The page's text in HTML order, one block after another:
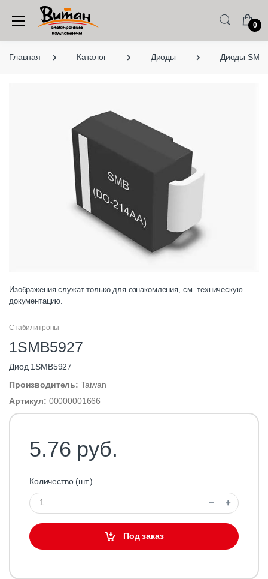
0
Главная Каталог Диоды Диоды SMD
Изображения служат только для ознакомления, см. техническую
документацию.
Стабилитроны
1SMB5927
Диод 1SMB5927
Производитель: Taiwan
Артикул: 00000001666
5.76 руб.
Количество (шт.)
Под заказ